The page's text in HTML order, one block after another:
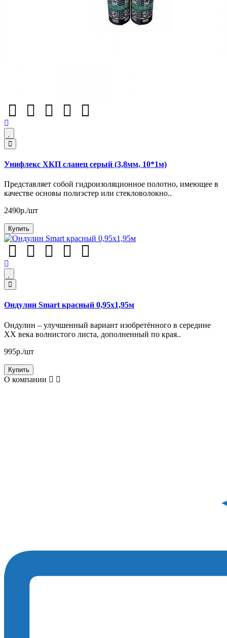
Унифлекс ХКП сланец серый (3,8мм, 10*1м)
Представляет собой гидроизоляционное полотно, имеющее в
качестве основы полиэстер или стекловолокно..
2490р./шт
Купить
Ондулин Smart красный 0,95х1,95м
Ондулин – улучшенный вариант изобретённого в середине
XX века волнистого листа, дополненный по края..
995р./шт
Купить
О компании